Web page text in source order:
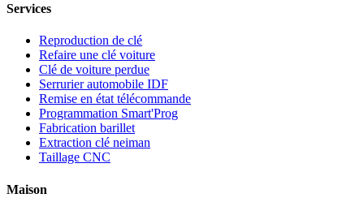
Services
Reproduction de clé
Refaire une clé voiture
Clé de voiture perdue
Serrurier automobile IDF
Remise en état télécommande
Programmation Smart'Prog
Fabrication barillet
Extraction clé neiman
Taillage CNC
Maison